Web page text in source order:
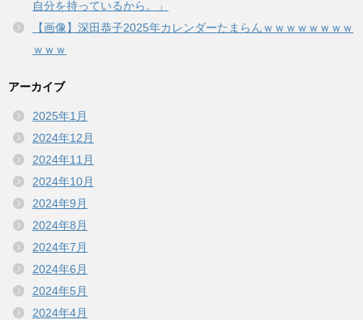
自分を持っているから。」
【画像】深田恭子2025年カレンダーたまらんｗｗｗｗｗｗｗｗ
ｗｗｗ
アーカイブ
2025年1月
2024年12月
2024年11月
2024年10月
2024年9月
2024年8月
2024年7月
2024年6月
2024年5月
2024年4月